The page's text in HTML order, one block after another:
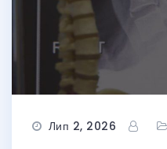
Лип 2, 2026